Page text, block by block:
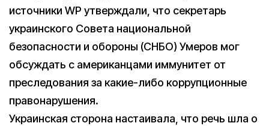
источники WP утверждали, что секретарь
украинского Совета национальной
безопасности и обороны (СНБО) Умеров мог
обсуждать с американцами иммунитет от
преследования за какие-либо коррупционные
правонарушения.
Украинская сторона настаивала, что речь шла о